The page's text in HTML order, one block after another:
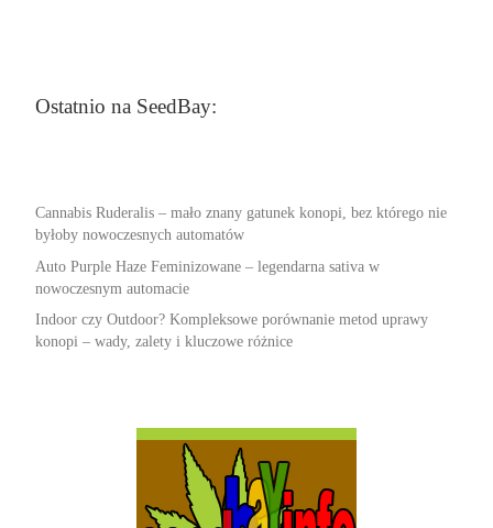
Ostatnio na SeedBay:
Cannabis Ruderalis – mało znany gatunek konopi, bez którego nie
byłoby nowoczesnych automatów
Auto Purple Haze Feminizowane – legendarna sativa w
nowoczesnym automacie
Indoor czy Outdoor? Kompleksowe porównanie metod uprawy
konopi – wady, zalety i kluczowe różnice